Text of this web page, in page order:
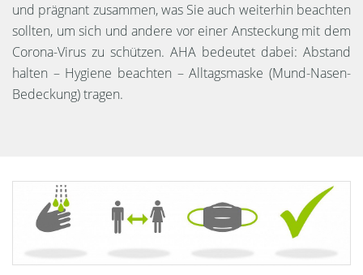
und prägnant zusammen, was Sie auch weiterhin beachten
sollten, um sich und andere vor einer Ansteckung mit dem
Corona-Virus zu schützen. AHA bedeutet dabei: Abstand
halten – Hygiene beachten – Alltagsmaske (Mund-Nasen-
Bedeckung) tragen.